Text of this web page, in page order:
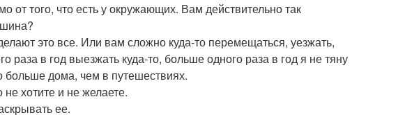
от того, что есть у окружающих. Вам действительно так
это все. Или вам сложно куда-то перемещаться, уезжать,
в год выезжать куда-то, больше одного раза в год я не тяну
дома, чем в путешествиях.
хотите и не желаете.
ее.